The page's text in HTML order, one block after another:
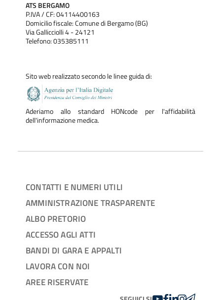
ATS BERGAMO
P.IVA / CF: 04114400163
Domicilio fiscale: Comune di Bergamo (BG)
Via Gallicciolli 4 - 24121
Telefono: 035385111
Sito web realizzato secondo le linee guida di:
Aderiamo allo standard HONcode per l'affidabilità
dell'informazione medica.
CONTATTI E NUMERI UTILI
AMMINISTRAZIONE TRASPARENTE
ALBO PRETORIO
ACCESSO AGLI ATTI
BANDI DI GARA E APPALTI
LAVORA CON NOI
AREE RISERVATE